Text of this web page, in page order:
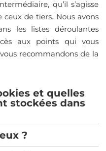
qu’il s’agisse
de tiers. Nous avons
les listes déroulantes
aux points qui vous
recommandons de la
et quelles
stockées dans
?